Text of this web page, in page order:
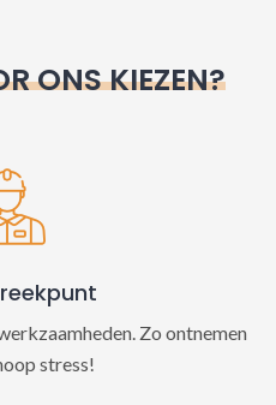
ONS KIEZEN?
Zo ontnemen
stress!